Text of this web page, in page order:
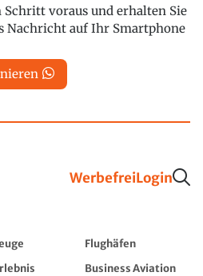
voraus und erhalten Sie
Nachricht auf Ihr Smartphone
WerbefreiLogin
Flughäfen
Business Aviation